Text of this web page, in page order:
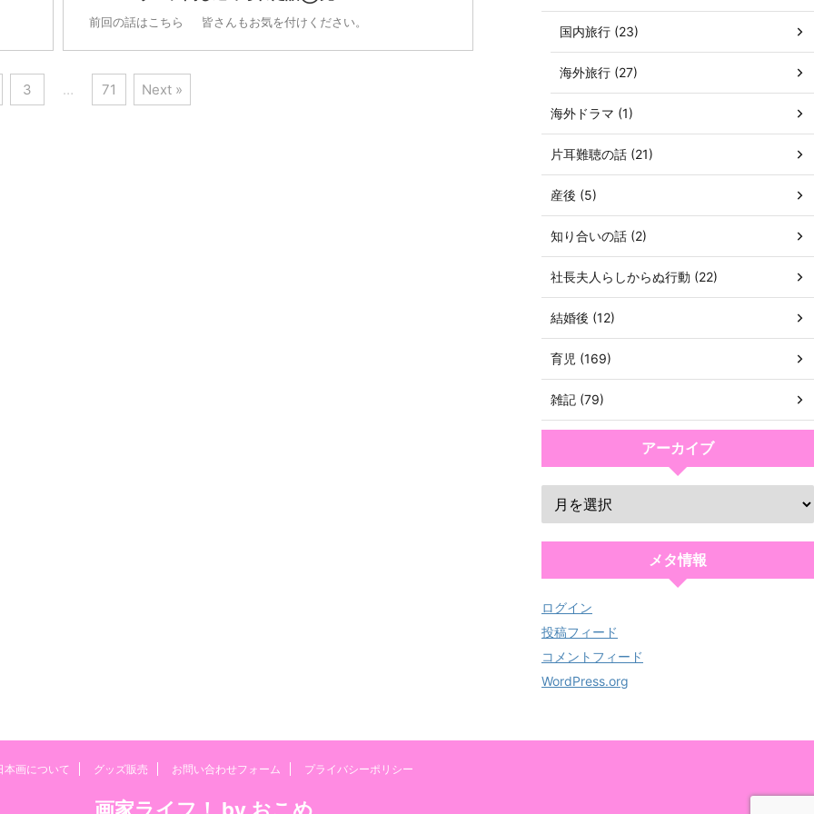
前回の話はこちら 皆さんもお気を付けください。
3 … 71 Next »
国内旅行 (23)
海外旅行 (27)
海外ドラマ (1)
片耳難聴の話 (21)
産後 (5)
知り合いの話 (2)
社長夫人らしからぬ行動 (22)
結婚後 (12)
育児 (169)
雑記 (79)
アーカイブ
メタ情報
ログイン
投稿フィード
コメントフィード
WordPress.org
本画について グッズ販売 お問い合わせフォーム プライバシーポリシー